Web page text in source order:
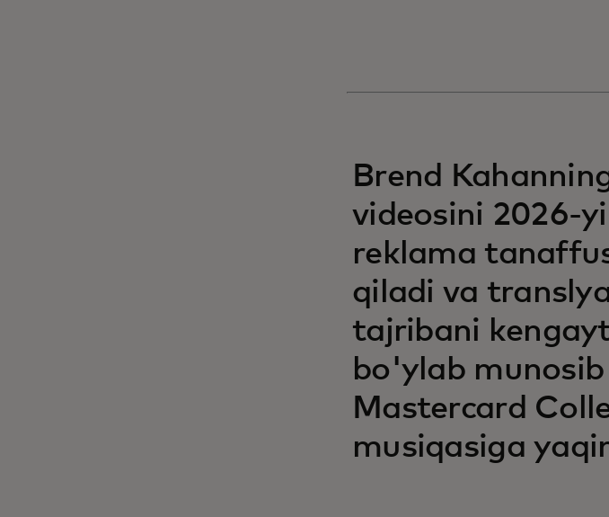
Brend
videosini 2026-
reklama
qiladi va
tajribani
bo'ylab
Mastercard
musiqasiga